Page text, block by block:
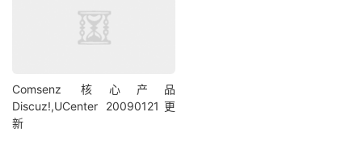
Comsenz 核心产品
Discuz!,UCenter 20090121更
新